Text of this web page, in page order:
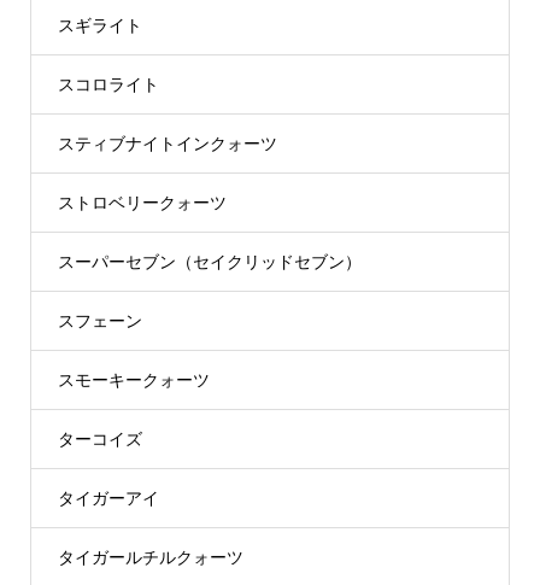
スギライト
スコロライト
スティブナイトインクォーツ
ストロベリークォーツ
スーパーセブン（セイクリッドセブン）
スフェーン
スモーキークォーツ
ターコイズ
タイガーアイ
タイガールチルクォーツ